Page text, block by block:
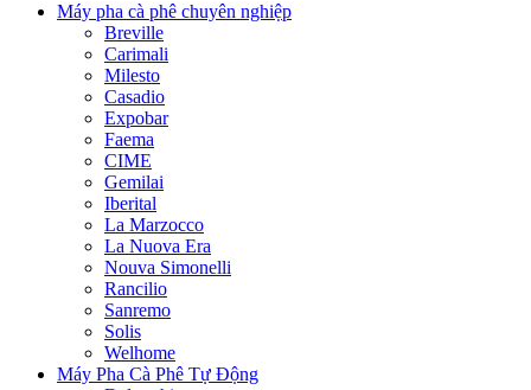
Máy pha cà phê chuyên nghiệp
Breville
Carimali
Milesto
Casadio
Expobar
Faema
CIME
Gemilai
Iberital
La Marzocco
La Nuova Era
Nouva Simonelli
Rancilio
Sanremo
Solis
Welhome
Máy Pha Cà Phê Tự Động